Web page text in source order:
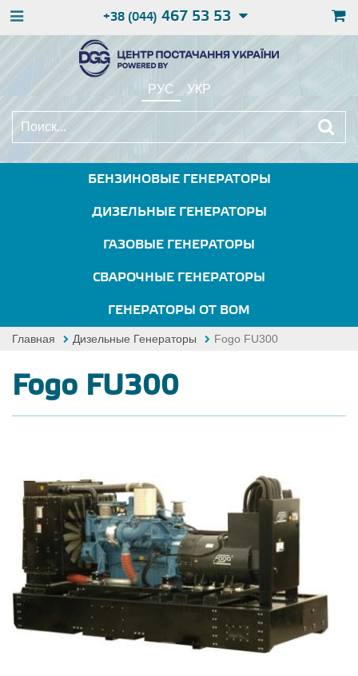
+38 (044) 467 53 53
РУС УКР
БЕНЗИНОВЫЕ ГЕНЕРАТОРЫ
ДИЗЕЛЬНЫЕ ГЕНЕРАТОРЫ
ГАЗОВЫЕ ГЕНЕРАТОРЫ
СВАРОЧНЫЕ ГЕНЕРАТОРЫ
ГЕНЕРАТОРЫ ОТ ВОМ
Главная Дизельные Генераторы Fogo FU300
Fogo FU300